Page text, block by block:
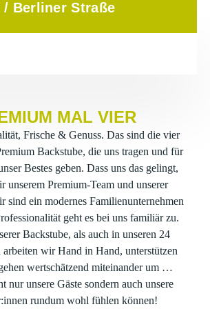
/ Berliner Straße
MAL VIER
Frische & Genuss. Das sind die vier
Backstube, die uns tragen und für
Bestes geben. Dass uns das gelingt,
unserem Premium-Team und unserer
sind ein modernes Familienunternehmen
geht es bei uns familiär zu.
Backstube, als auch in unseren 24
arbeiten wir Hand in Hand, unterstützen
wertschätzend miteinander um …
nur unsere Gäste sondern auch unsere
rundum wohl fühlen können!